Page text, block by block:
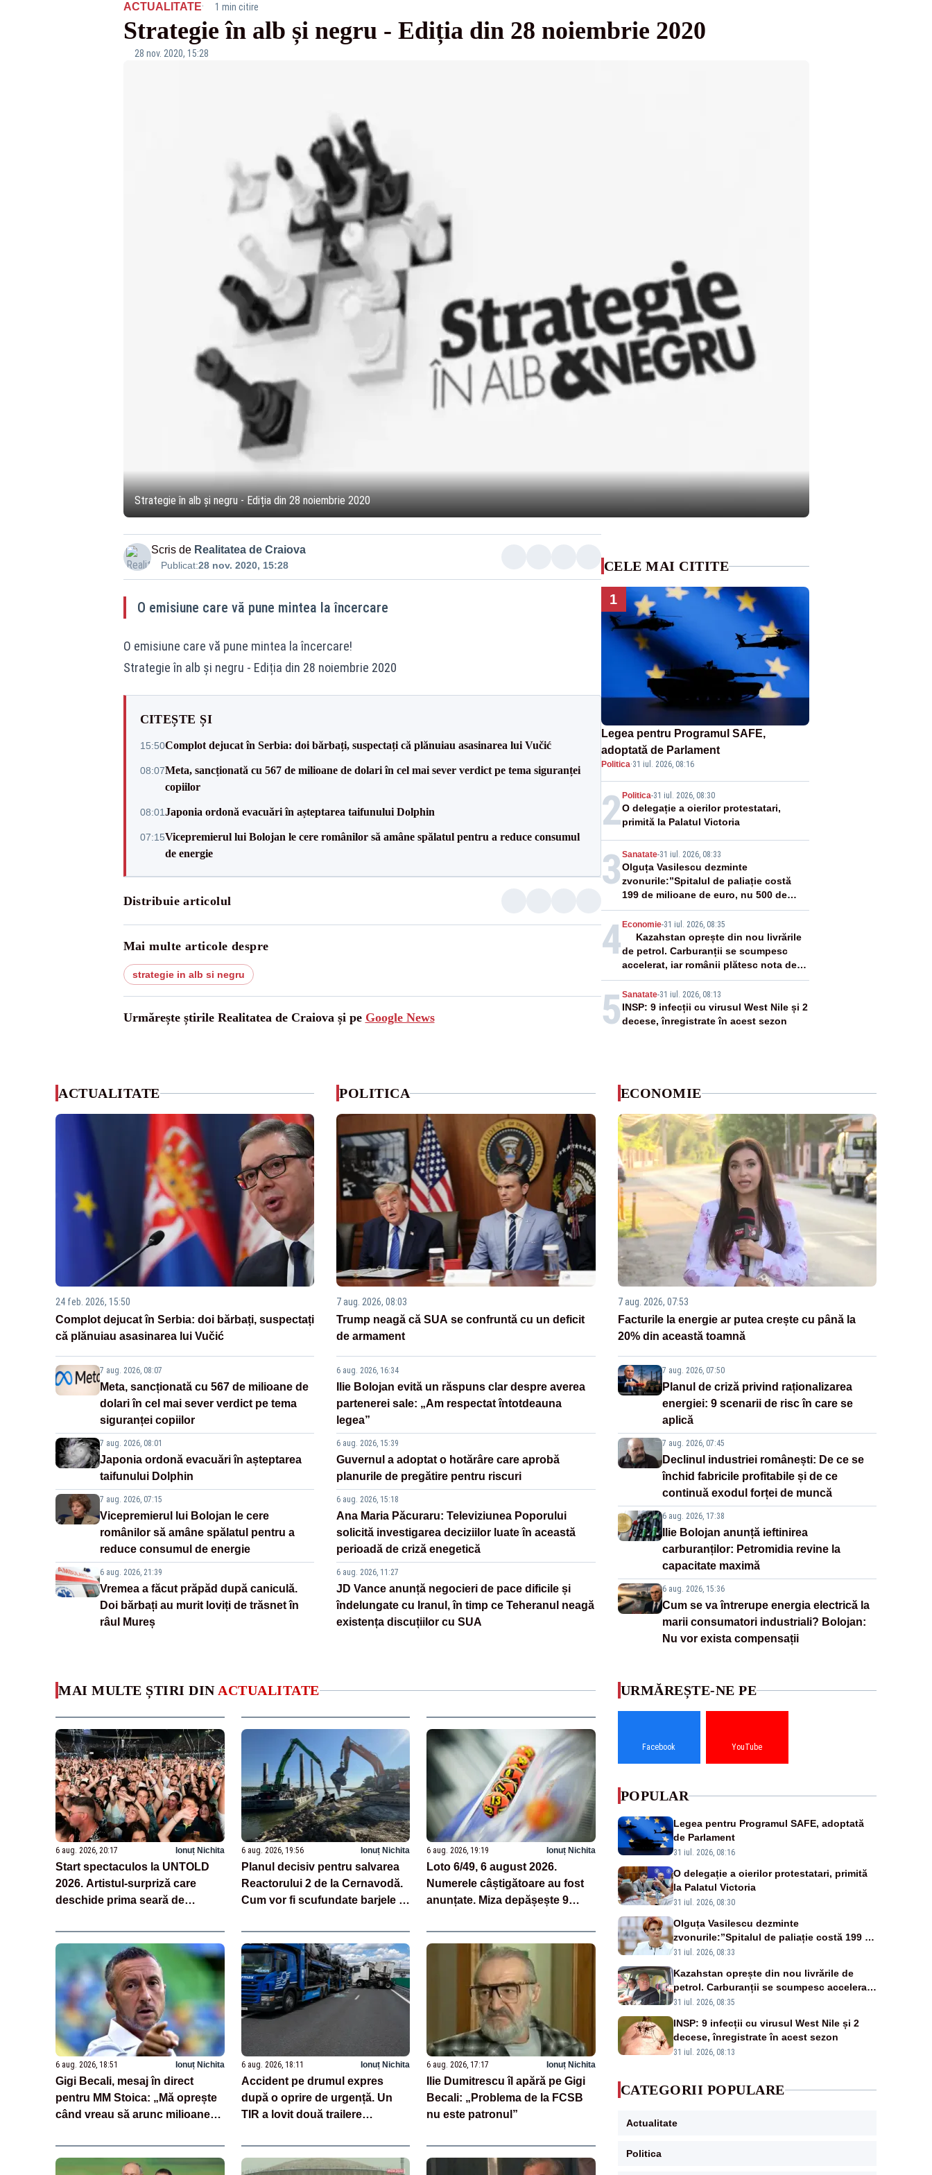
ACTUALITATE· 1 min citire
Strategie în alb și negru - Ediția din 28 noiembrie 2020
28 nov. 2020, 15:28
Strategie în alb și negru - Ediția din 28 noiembrie 2020
Scris de Realitatea de Craiova
Publicat:28 nov. 2020, 15:28
O emisiune care vă pune mintea la încercare
O emisiune care vă pune mintea la încercare!
Strategie în alb și negru - Ediția din 28 noiembrie 2020
CITEȘTE ȘI
15:50Complot dejucat în Serbia: doi bărbați, suspectați că plănuiau asasinarea lui Vučić
08:07Meta, sancționată cu 567 de milioane de dolari în cel mai sever verdict pe tema siguranței
copiilor
08:01Japonia ordonă evacuări în așteptarea taifunului Dolphin
07:15Vicepremierul lui Bolojan le cere românilor să amâne spălatul pentru a reduce consumul
de energie
Distribuie articolul
Mai multe articole despre
strategie in alb si negru
Urmărește știrile Realitatea de Craiova și pe Google News
CELE MAI CITITE
1
Legea pentru Programul SAFE,
adoptată de Parlament
Politica·31 iul. 2026, 08:16
2 Politica-31 iul. 2026, 08:30
O delegație a oierilor protestatari,
primită la Palatul Victoria
3 Sanatate-31 iul. 2026, 08:33
Olguța Vasilescu dezminte
zvonurile:”Spitalul de paliație costă
199 de milioane de euro, nu 500 de
milioane”
4 Economie-31 iul. 2026, 08:35
Kazahstan oprește din nou livrările
de petrol. Carburanții se scumpesc
accelerat, iar românii plătesc nota de
plată
5 Sanatate-31 iul. 2026, 08:13
INSP: 9 infecții cu virusul West Nile și 2
decese, înregistrate în acest sezon
ACTUALITATE
24 feb. 2026, 15:50
Complot dejucat în Serbia: doi bărbați, suspectați
că plănuiau asasinarea lui Vučić
7 aug. 2026, 08:07
Meta, sancționată cu 567 de milioane de
dolari în cel mai sever verdict pe tema
siguranței copiilor
7 aug. 2026, 08:01
Japonia ordonă evacuări în așteptarea
taifunului Dolphin
7 aug. 2026, 07:15
Vicepremierul lui Bolojan le cere
românilor să amâne spălatul pentru a
reduce consumul de energie
6 aug. 2026, 21:39
Vremea a făcut prăpăd după caniculă.
Doi bărbați au murit loviți de trăsnet în
râul Mureș
POLITICA
7 aug. 2026, 08:03
Trump neagă că SUA se confruntă cu un deficit
de armament
6 aug. 2026, 16:34
Ilie Bolojan evită un răspuns clar despre averea
partenerei sale: „Am respectat întotdeauna
legea”
6 aug. 2026, 15:39
Guvernul a adoptat o hotărâre care aprobă
planurile de pregătire pentru riscuri
6 aug. 2026, 15:18
Ana Maria Păcuraru: Televiziunea Poporului
solicită investigarea deciziilor luate în această
perioadă de criză enegetică
6 aug. 2026, 11:27
JD Vance anunță negocieri de pace dificile și
îndelungate cu Iranul, în timp ce Teheranul neagă
existența discuțiilor cu SUA
ECONOMIE
7 aug. 2026, 07:53
Facturile la energie ar putea crește cu până la
20% din această toamnă
7 aug. 2026, 07:50
Planul de criză privind raționalizarea
energiei: 9 scenarii de risc în care se
aplică
7 aug. 2026, 07:45
Declinul industriei românești: De ce se
închid fabricile profitabile și de ce
continuă exodul forței de muncă
6 aug. 2026, 17:38
Ilie Bolojan anunță ieftinirea
carburanților: Petromidia revine la
capacitate maximă
6 aug. 2026, 15:36
Cum se va întrerupe energia electrică la
marii consumatori industriali? Bolojan:
Nu vor exista compensații
MAI MULTE ȘTIRI DIN ACTUALITATE
6 aug. 2026, 20:17 Ionuț Nichita
Start spectaculos la UNTOLD
2026. Artistul-surpriză care
deschide prima seară de
6 aug. 2026, 19:56 Ionuț Nichita
Planul decisiv pentru salvarea
Reactorului 2 de la Cernavodă.
Cum vor fi scufundate barjele în
6 aug. 2026, 19:19 Ionuț Nichita
Loto 6/49, 6 august 2026.
Numerele câștigătoare au fost
anunțate. Miza depășește 9
6 aug. 2026, 18:51 Ionuț Nichita
Gigi Becali, mesaj în direct
pentru MM Stoica: „Mă oprește
când vreau să arunc milioane
6 aug. 2026, 18:11 Ionuț Nichita
Accident pe drumul expres
după o oprire de urgență. Un
TIR a lovit două trailere
6 aug. 2026, 17:17 Ionuț Nichita
Ilie Dumitrescu îl apără pe Gigi
Becali: „Problema de la FCSB
nu este patronul”
URMĂREȘTE-NE PE
Facebook YouTube
POPULAR
Legea pentru Programul SAFE, adoptată
de Parlament
31 iul. 2026, 08:16
O delegație a oierilor protestatari, primită
la Palatul Victoria
31 iul. 2026, 08:30
Olguța Vasilescu dezminte
zvonurile:”Spitalul de paliație costă 199 de
milioane de euro, nu 500 de milioane”
31 iul. 2026, 08:33
Kazahstan oprește din nou livrările de
petrol. Carburanții se scumpesc accelerat,
iar românii plătesc nota de plată
31 iul. 2026, 08:35
INSP: 9 infecții cu virusul West Nile și 2
decese, înregistrate în acest sezon
31 iul. 2026, 08:13
CATEGORII POPULARE
Actualitate
Politica